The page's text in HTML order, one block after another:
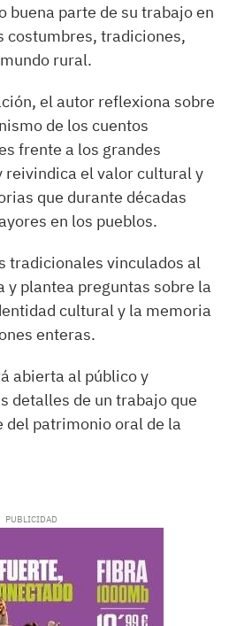
buena parte de su trabajo en
costumbres, tradiciones,
rural.
el autor reflexiona sobre
de los cuentos
frente a los grandes
reivindica el valor cultural y
que durante décadas
en los pueblos.
tradicionales vinculados al
y plantea preguntas sobre la
cultural y la memoria
enteras.
abierta al público y
detalles de un trabajo que
del patrimonio oral de la